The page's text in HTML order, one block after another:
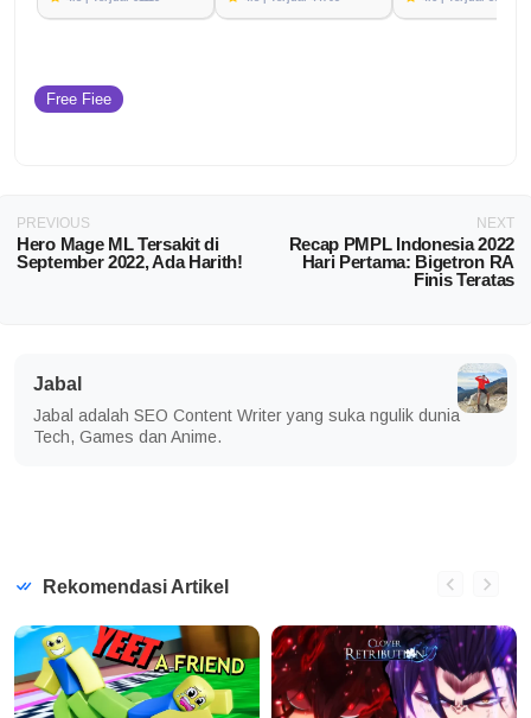
Free Fiee
PREVIOUS
Hero Mage ML Tersakit di
September 2022, Ada Harith!
NEXT
Recap PMPL Indonesia 2022
Hari Pertama: Bigetron RA
Finis Teratas
Jabal
Jabal adalah SEO Content Writer yang suka ngulik dunia
Tech, Games dan Anime.
Rekomendasi Artikel